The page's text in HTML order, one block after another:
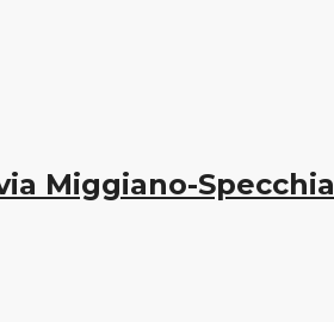
Miggiano-Specchia